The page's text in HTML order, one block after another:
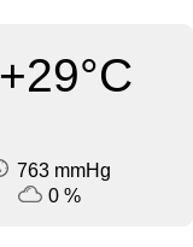
+29°C
763 mmHg
0 %